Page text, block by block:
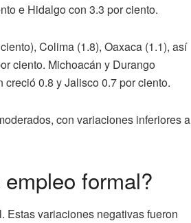
e Hidalgo con 3.3 por ciento.
Colima (1.8), Oaxaca (1.1), así
ciento. Michoacán y Durango
0.8 y Jalisco 0.7 por ciento.
con variaciones inferiores a
formal?
Estas variaciones negativas fueron